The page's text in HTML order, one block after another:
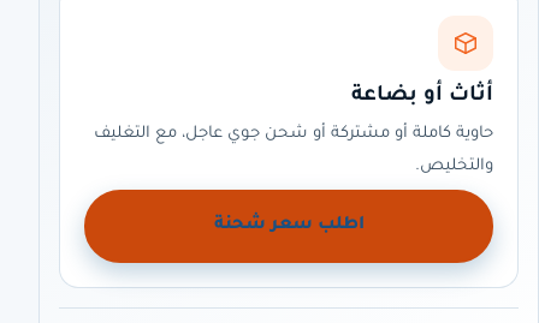
أثاث أو بضاعة
حاوية كاملة أو مشتركة أو شحن جوي عاجل، مع التغليف
والتخليص.
اطلب سعر شحنة